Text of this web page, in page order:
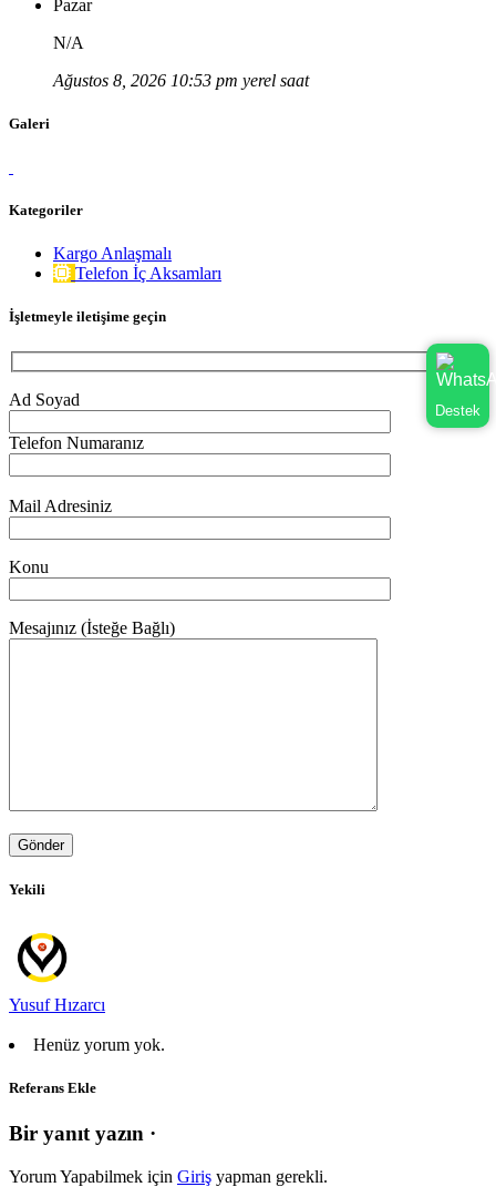
Pazar
N/A
Ağustos 8, 2026 10:53 pm yerel saat
Galeri
Kategoriler
Kargo Anlaşmalı
Telefon İç Aksamları
İşletmeyle iletişime geçin
Ad Soyad
Telefon Numaranız
Mail Adresiniz
Konu
Mesajınız (İsteğe Bağlı)
Yekili
Yusuf Hızarcı
Henüz yorum yok.
Referans Ekle
Bir yanıt yazın ·
Yorum Yapabilmek için Giriş yapman gerekli.
Destek